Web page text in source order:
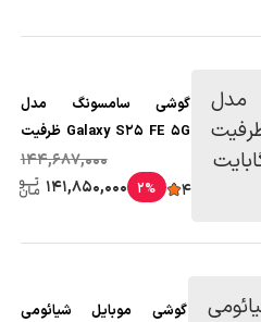
گوشی سامسونگ مدل
Galaxy S25 FE 5G ظرفیت
4
144,687,000
2%
141,850,000
گوشی موبایل شیائومی